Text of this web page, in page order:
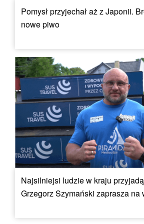
Pomysł przyjechał aż z Japonii.
nowe piwo
Najsilniejsi ludzie w kraju
Grzegorz Szymański zaprasza